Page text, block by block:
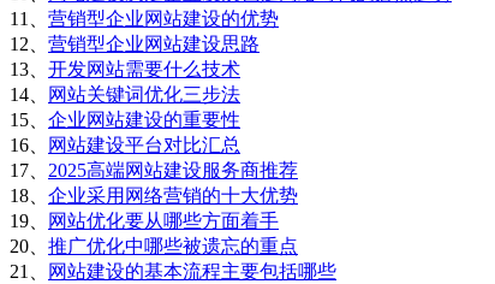
11、 营销型企业网站建设的优势
12、 营销型企业网站建设思路
13、 开发网站需要什么技术
14、
网站关键词优化三步法
15、 企业网站建设的重要性
16、
网站建设平台对比汇总
17、 2025高端网站建设服务商推荐
18、 企业采用网络营销的十大优势
19、
网站优化要从哪些方面着手
20、 推广优化中哪些被遗忘的重点
21、
网站建设的基本流程主要包括哪些